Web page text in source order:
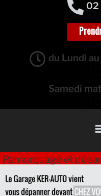
02
du Lundi
Samedi
Remorquage et